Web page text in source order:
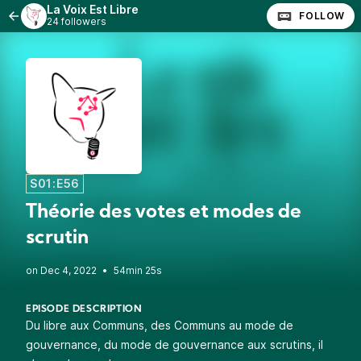
La Voix Est Libre
24 followers FOLLOW
S01:E56
Théorie des votes et modes de
scrutin
• 54min 25s
EPISODE DESCRIPTION
Du libre aux Communs, des Communs au mode de
gouvernance, du mode de gouvernance aux scrutins, il